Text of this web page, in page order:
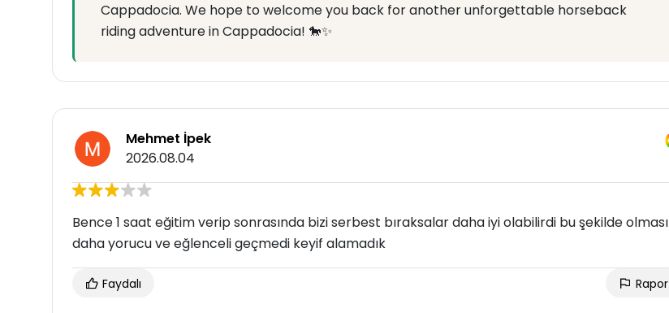
Cappadocia. We hope to welcome you back for another unforgettable horseback
riding adventure in Cappadocia! 🐎✨
Mehmet İpek
2026.08.04
Bence 1 saat eğitim verip sonrasında bizi serbest bıraksalar daha iyi olabilirdi bu şekilde olması
daha yorucu ve eğlenceli geçmedi keyif alamadık
Faydalı Rapor